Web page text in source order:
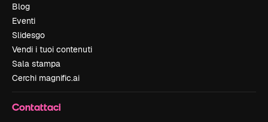
Blog
Eventi
Slidesgo
Vendi i tuoi contenuti
Sala stampa
Cerchi magnific.ai
Contattaci